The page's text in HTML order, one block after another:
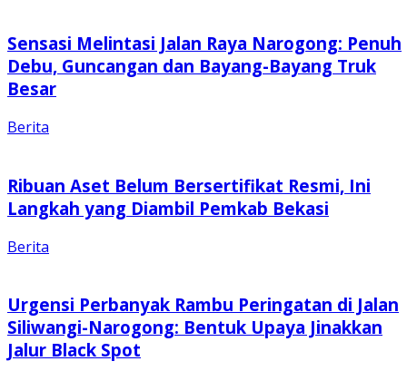
Sensasi Melintasi Jalan Raya Narogong: Penuh
Debu, Guncangan dan Bayang-Bayang Truk
Besar
Berita
Ribuan Aset Belum Bersertifikat Resmi, Ini
Langkah yang Diambil Pemkab Bekasi
Berita
Urgensi Perbanyak Rambu Peringatan di Jalan
Siliwangi-Narogong: Bentuk Upaya Jinakkan
Jalur Black Spot